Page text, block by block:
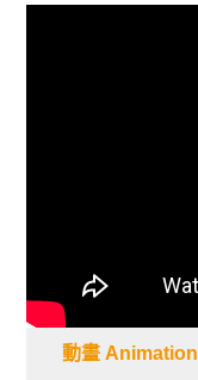
動畫 Animation